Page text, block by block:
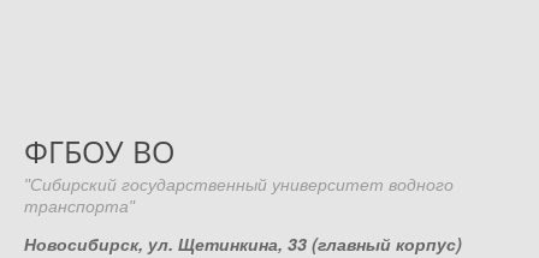
ФГБОУ ВО
"Сибирский государственный университет водного
транспорта"
Новосибирск, ул. Щетинкина, 33 (главный корпус)